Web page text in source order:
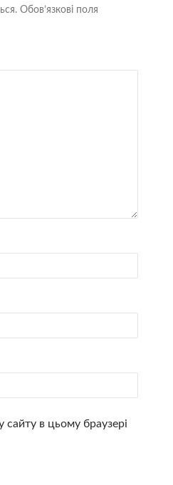
Обов’язкові поля
сайту в цьому браузері